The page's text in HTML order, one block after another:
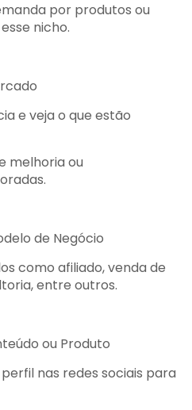
por produtos ou
nicho.
e veja o que estão
melhoria ou
de Negócio
como afiliado, venda de
entre outros.
ou Produto
perfil nas redes sociais para